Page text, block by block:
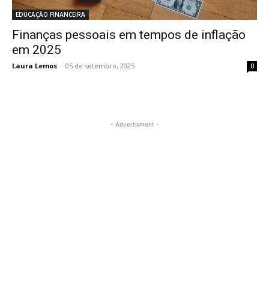
EDUCAÇÃO FINANCEIRA
Finanças pessoais em tempos de inflação
em 2025
Laura Lemos - 05 de setembro, 2025 0
- Advertisment -